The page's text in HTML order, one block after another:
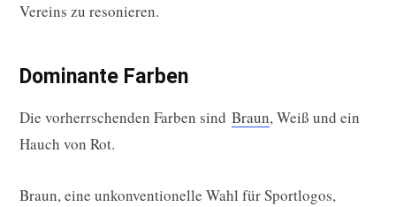
Vereins zu resonieren.
Dominante Farben
Die vorherrschenden Farben sind Braun, Weiß und ein
Hauch von Rot.
Braun, eine unkonventionelle Wahl für Sportlogos,